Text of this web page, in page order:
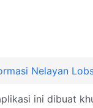
Nelayan
ini dibuat